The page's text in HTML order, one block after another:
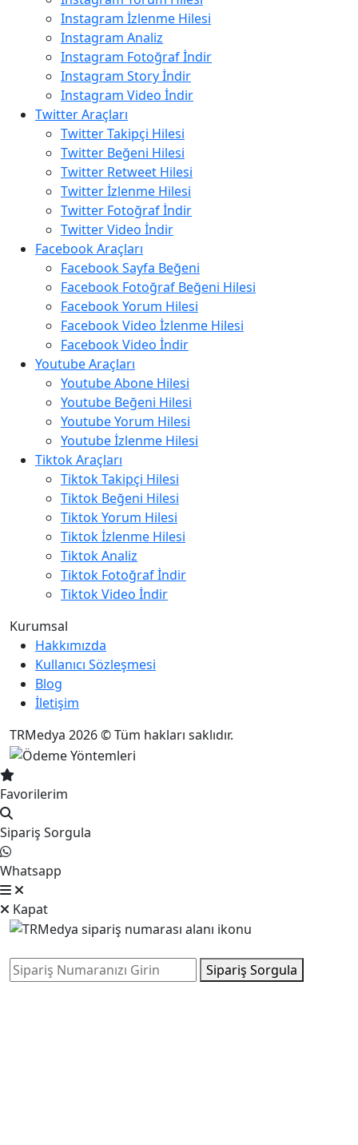
Instagram İzlenme Hilesi
Instagram Analiz
Instagram Fotoğraf İndir
Instagram Story İndir
Instagram Video İndir
Twitter Araçları
Twitter Takipçi Hilesi
Twitter Beğeni Hilesi
Twitter Retweet Hilesi
Twitter İzlenme Hilesi
Twitter Fotoğraf İndir
Twitter Video İndir
Facebook Araçları
Facebook Sayfa Beğeni
Facebook Fotoğraf Beğeni Hilesi
Facebook Yorum Hilesi
Facebook Video İzlenme Hilesi
Facebook Video İndir
Youtube Araçları
Youtube Abone Hilesi
Youtube Beğeni Hilesi
Youtube Yorum Hilesi
Youtube İzlenme Hilesi
Tiktok Araçları
Tiktok Takipçi Hilesi
Tiktok Beğeni Hilesi
Tiktok Yorum Hilesi
Tiktok İzlenme Hilesi
Tiktok Analiz
Tiktok Fotoğraf İndir
Tiktok Video İndir
Kurumsal
Hakkımızda
Kullanıcı Sözleşmesi
Blog
İletişim
TRMedya 2026 © Tüm hakları saklıdır.
Favorilerim
Sipariş Sorgula
Whatsapp
Kapat
Sipariş Sorgula